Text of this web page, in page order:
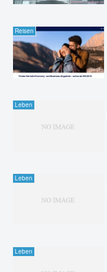
Reisen
Leben
Leben
Leben